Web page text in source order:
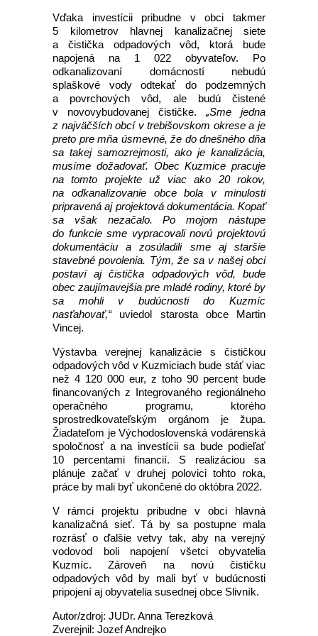
Vďaka investícii pribudne v obci takmer
5 kilometrov hlavnej kanalizačnej siete
a čistička odpadových vôd, ktorá bude
napojená na 1 022 obyvateľov. Po
odkanalizovaní domácností nebudú
splaškové vody odtekať do podzemných
a povrchových vôd, ale budú čistené
v novovybudovanej čističke. „Sme jedna
z najväčších obcí v trebišovskom okrese a je
preto pre mňa úsmevné, že do dnešného dňa
sa takej samozrejmosti, ako je kanalizácia,
musíme dožadovať. Obec Kuzmice pracuje
na tomto projekte už viac ako 20 rokov,
na odkanalizovanie obce bola v minulosti
pripravená aj projektová dokumentácia. Kopať
sa však nezačalo. Po mojom nástupe
do funkcie sme vypracovali novú projektovú
dokumentáciu a zosúladili sme aj staršie
stavebné povolenia. Tým, že sa v našej obci
postaví aj čistička odpadových vôd, bude
obec zaujímavejšia pre mladé rodiny, ktoré by
sa mohli v budúcnosti do Kuzmíc
nasťahovať,“uviedol starosta obce Martin
Vincej.
Výstavba verejnej kanalizácie s čističkou
odpadových vôd v Kuzmiciach bude stáť viac
než 4 120 000 eur, z toho 90 percent bude
financovaných z Integrovaného regionálneho
operačného programu, ktorého
sprostredkovateľským orgánom je župa.
Žiadateľom je Východoslovenská vodárenská
spoločnosť a na investícii sa bude podieľať
10 percentami financií. S realizáciou sa
plánuje začať v druhej polovici tohto roka,
práce by mali byť ukončené do októbra 2022.
V rámci projektu pribudne v obci hlavná
kanalizačná sieť. Tá by sa postupne mala
rozrásť o ďalšie vetvy tak, aby na verejný
vodovod boli napojení všetci obyvatelia
Kuzmíc. Zároveň na novú čističku
odpadových vôd by mali byť v budúcnosti
pripojení aj obyvatelia susednej obce Slivník.
Autor/zdroj: JUDr. Anna Terezková
Zverejnil: Jozef Andrejko